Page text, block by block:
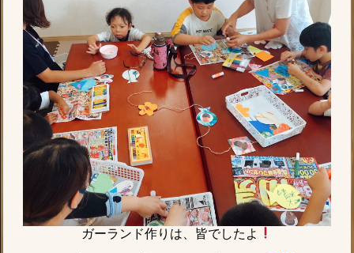
ガーランド作りは、皆でしたよ